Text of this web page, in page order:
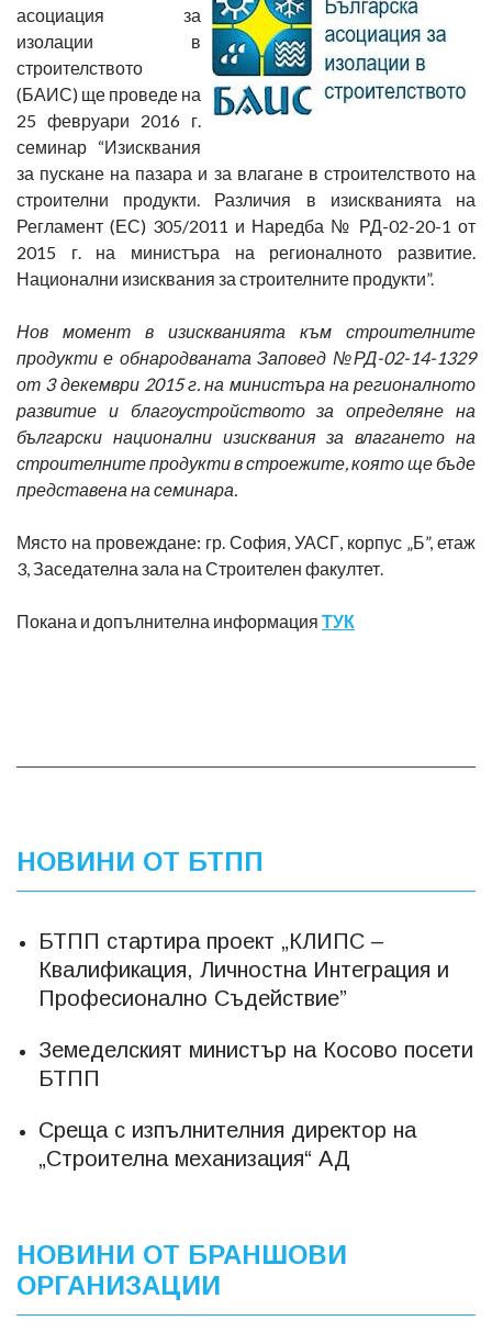
асоциация за
изолации в
строителството
(БАИС) ще проведе на
25 февруари 2016 г.
семинар “Изисквания
за пускане на пазара и за влагане в строителството на
строителни продукти. Различия в изискванията на
Регламент (ЕС) 305/2011 и Наредба № РД-02-20-1 от
2015 г. на министъра на регионалното развитие.
Национални изисквания за строителните продукти”.
Нов момент в изискванията към строителните
продукти е обнародваната Заповед №РД-02-14-1329
от 3 декември 2015 г. на министъра на регионалното
развитие и благоустройството за определяне на
български национални изисквания за влагането на
строителните продукти в строежите, която ще бъде
представена на семинара.
Място на провеждане: гр. София, УАСГ, корпус „Б”, етаж
3, Заседателна зала на Строителен факултет.
Покана и допълнителна информация ТУК
НОВИНИ ОТ БТПП
БТПП стартира проект „КЛИПС –
Квалификация, Личностна Интеграция и
Професионално Съдействие”
Земеделският министър на Косово посети
БТПП
Среща с изпълнителния директор на
„Строителна механизация“ АД
НОВИНИ ОТ БРАНШОВИ
ОРГАНИЗАЦИИ